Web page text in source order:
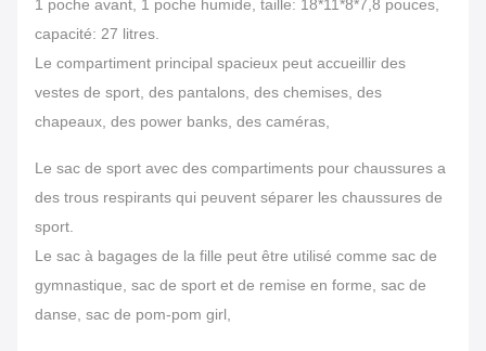
1 poche avant, 1 poche humide, taille: 18*11*8*7,8 pouces,
capacité: 27 litres.
Le compartiment principal spacieux peut accueillir des
vestes de sport, des pantalons, des chemises, des
chapeaux, des power banks, des caméras,
Le sac de sport avec des compartiments pour chaussures a
des trous respirants qui peuvent séparer les chaussures de
sport.
Le sac à bagages de la fille peut être utilisé comme sac de
gymnastique, sac de sport et de remise en forme, sac de
danse, sac de pom-pom girl,